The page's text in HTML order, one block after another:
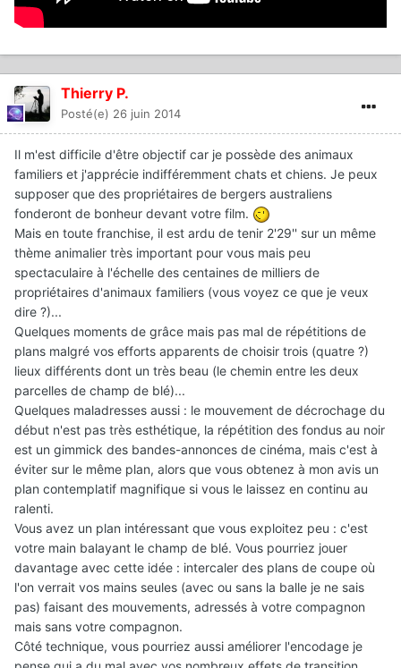
Thierry P.
Posté(e) 26 juin 2014
Il m'est difficile d'être objectif car je possède des animaux
familiers et j'apprécie indifféremment chats et chiens. Je peux
supposer que des propriétaires de bergers australiens
fonderont de bonheur devant votre film.
Mais en toute franchise, il est ardu de tenir 2'29'' sur un même
thème animalier très important pour vous mais peu
spectaculaire à l'échelle des centaines de milliers de
propriétaires d'animaux familiers (vous voyez ce que je veux
dire ?)...
Quelques moments de grâce mais pas mal de répétitions de
plans malgré vos efforts apparents de choisir trois (quatre ?)
lieux différents dont un très beau (le chemin entre les deux
parcelles de champ de blé)...
Quelques maladresses aussi : le mouvement de décrochage du
début n'est pas très esthétique, la répétition des fondus au noir
est un gimmick des bandes-annonces de cinéma, mais c'est à
éviter sur le même plan, alors que vous obtenez à mon avis un
plan contemplatif magnifique si vous le laissez en continu au
ralenti.
Vous avez un plan intéressant que vous exploitez peu : c'est
votre main balayant le champ de blé. Vous pourriez jouer
davantage avec cette idée : intercaler des plans de coupe où
l'on verrait vos mains seules (avec ou sans la balle je ne sais
pas) faisant des mouvements, adressés à votre compagnon
mais sans votre compagnon.
Côté technique, vous pourriez aussi améliorer l'encodage je